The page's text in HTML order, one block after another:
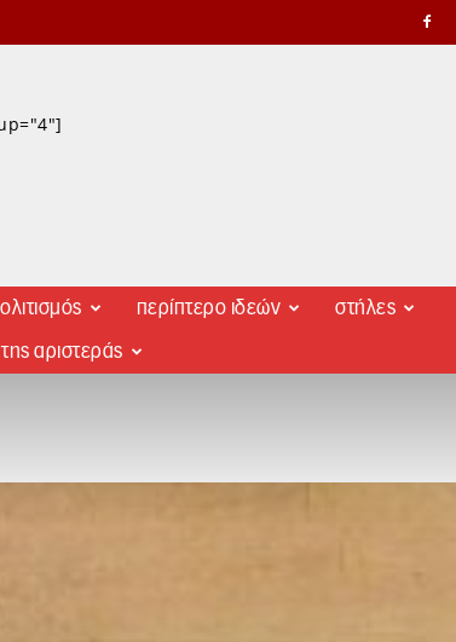
περίπτερο ιδεών στήλες
αριστεράς